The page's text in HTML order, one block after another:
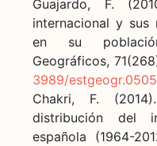
Guajardo, F.
internacional y sus
en su
Geográficos,
3989/estgeogr.0505
Chakri, F.
distribución del
española (1964-